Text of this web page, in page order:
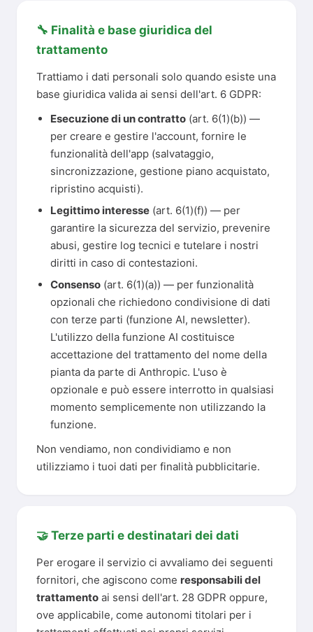
🔧 Finalità e base giuridica del
trattamento
Trattiamo i dati personali solo quando esiste una
base giuridica valida ai sensi dell'art. 6 GDPR:
Esecuzione di un contratto (art. 6(1)(b)) —
per creare e gestire l'account, fornire le
funzionalità dell'app (salvataggio,
sincronizzazione, gestione piano acquistato,
ripristino acquisti).
Legittimo interesse (art. 6(1)(f)) — per
garantire la sicurezza del servizio, prevenire
abusi, gestire log tecnici e tutelare i nostri
diritti in caso di contestazioni.
Consenso (art. 6(1)(a)) — per funzionalità
opzionali che richiedono condivisione di dati
con terze parti (funzione AI, newsletter).
L'utilizzo della funzione AI costituisce
accettazione del trattamento del nome della
pianta da parte di Anthropic. L'uso è
opzionale e può essere interrotto in qualsiasi
momento semplicemente non utilizzando la
funzione.
Non vendiamo, non condividiamo e non
utilizziamo i tuoi dati per finalità pubblicitarie.
🤝 Terze parti e destinatari dei dati
Per erogare il servizio ci avvaliamo dei seguenti
fornitori, che agiscono come responsabili del
trattamento ai sensi dell'art. 28 GDPR oppure,
ove applicabile, come autonomi titolari per i